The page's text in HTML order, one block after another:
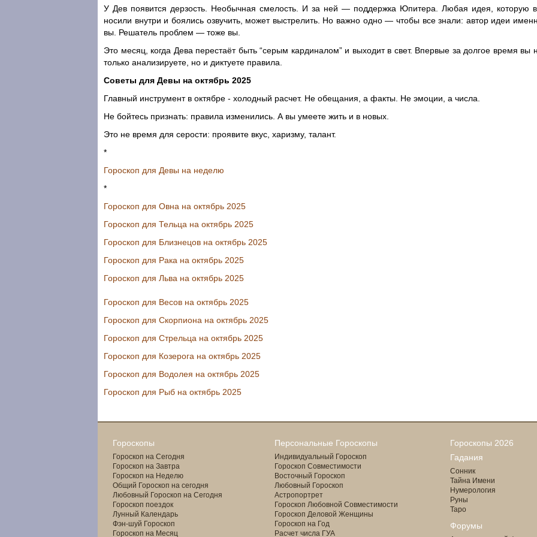
У Дев появится дерзость. Необычная смелость. И за ней — поддержка Юпитера. Любая идея, которую
носили внутри и боялись озвучить, может выстрелить. Но важно одно — чтобы все знали: автор идеи
вы. Решатель проблем — тоже вы.
Это месяц, когда Дева перестаёт быть “серым кардиналом” и выходит в свет. Впервые за долгое время вы
только анализируете, но и диктуете правила.
Советы для Девы на октябрь 2025
Главный инструмент в октябре - холодный расчет. Не обещания, а факты. Не эмоции, а числа.
Не бойтесь признать: правила изменились. А вы умеете жить и в новых.
Это не время для серости: проявите вкус, харизму, талант.
*
Гороскоп для Девы на неделю
*
Гороскоп для Овна на октябрь 2025
Гороскоп для Тельца на октябрь 2025
Гороскоп для Близнецов на октябрь 2025
Гороскоп для Рака на октябрь 2025
Гороскоп для Льва на октябрь 2025
Гороскоп для Весов на октябрь 2025
Гороскоп для Скорпиона на октябрь 2025
Гороскоп для Стрельца на октябрь 2025
Гороскоп для Козерога на октябрь 2025
Гороскоп для Водолея на октябрь 2025
Гороскоп для Рыб на октябрь 2025
Гороскопы
Гороскоп на Сегодня
Гороскоп на Завтра
Гороскоп на Неделю
Общий Гороскоп на сегодня
Любовный Гороскоп на Сегодня
Гороскоп поездок
Лунный Календарь
Фэн-шуй Гороскоп
Гороскоп на Месяц
Персональные Гороскопы
Индивидуальный Гороскоп
Гороскоп Совместимости
Восточный Гороскоп
Любовный Гороскоп
Астропортрет
Гороскоп Любовной Совместимости
Гороскоп Деловой Женщины
Гороскоп на Год
Расчет числа ГУА
Гороскопы 2026
Гадания
Сонник
Тайна Имени
Нумерология
Руны
Таро
Форумы